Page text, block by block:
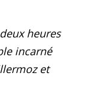
heures
incarné
et